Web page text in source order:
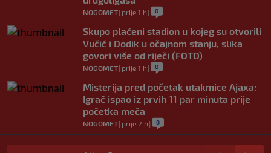
NOGOMET| prije 1 h | 0
Skupo plaćeni stadion u kojeg su otvorili
Vučić i Dodik u očajnom stanju, slika
govori više od riječi (FOTO)
NOGOMET| prije 1 h | 0
Misterija pred početak utakmice Ajaxa:
Igrač ispao iz prvih 11 par minuta prije
početka meča
NOGOMET| prije 2 h | 0
Maresca otkrio kada se Rodri vraća u